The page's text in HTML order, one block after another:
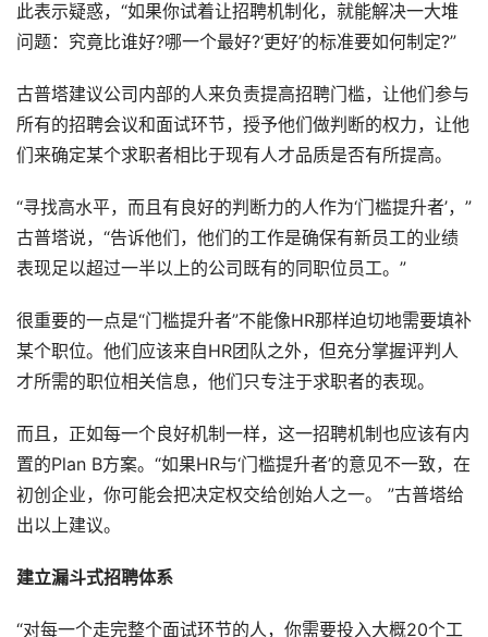
此表示疑惑，“如果你试着让招聘机制化，就能解决一大堆
问题：究竟比谁好?哪一个最好?‘更好’的标准要如何制定?”
古普塔建议公司内部的人来负责提高招聘门槛，让他们参与
所有的招聘会议和面试环节，授予他们做判断的权力，让他
们来确定某个求职者相比于现有人才品质是否有所提高。
“寻找高水平，而且有良好的判断力的人作为‘门槛提升者’，”
古普塔说，“告诉他们，他们的工作是确保有新员工的业绩
表现足以超过一半以上的公司既有的同职位员工。”
很重要的一点是“门槛提升者”不能像HR那样迫切地需要填补
某个职位。他们应该来自HR团队之外，但充分掌握评判人
才所需的职位相关信息，他们只专注于求职者的表现。
而且，正如每一个良好机制一样，这一招聘机制也应该有内
置的Plan B方案。“如果HR与‘门槛提升者’的意见不一致，在
初创企业，你可能会把决定权交给创始人之一。 ”古普塔给
出以上建议。
建立漏斗式招聘体系
“对每一个走完整个面试环节的人，你需要投入大概20个工